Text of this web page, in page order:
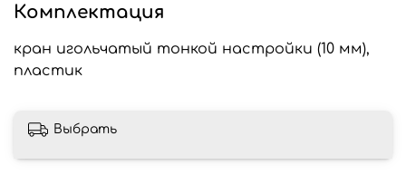
Комплектация
кран игольчатый тонкой настройки (10 мм),
пластик
Выбрать